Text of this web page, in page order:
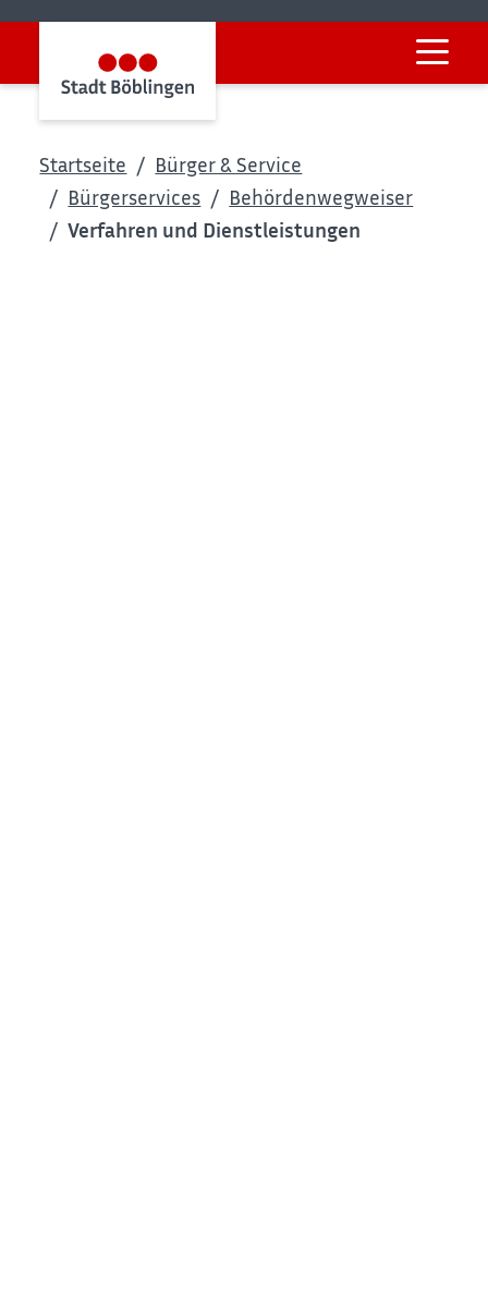
Startseite
Bürger & Service
Bürgerservices
Behördenwegweiser
Verfahren und Dienstleistungen